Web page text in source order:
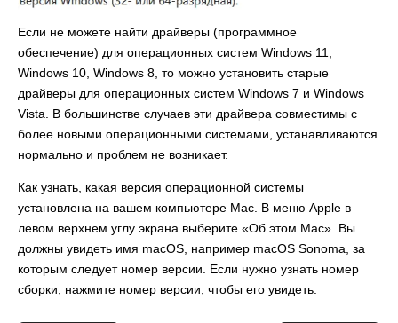
Если не можете найти драйверы (программное
обеспечение) для операционных систем Windows 11,
Windows 10, Windows 8, то можно установить старые
драйверы для операционных систем Windows 7 и Windows
Vista. В большинстве случаев эти драйвера совместимы с
более новыми операционными системами, устанавливаются
нормально и проблем не возникает.
Как узнать, какая версия операционной системы
установлена на вашем компьютере Mac. В меню Apple в
левом верхнем углу экрана выберите «Об этом Mac». Вы
должны увидеть имя macOS, например macOS Sonoma, за
которым следует номер версии. Если нужно узнать номер
сборки, нажмите номер версии, чтобы его увидеть.